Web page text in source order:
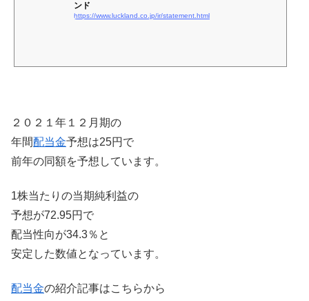
ンド
https://www.luckland.co.jp/ir/statement.html
２０２１年１２月期の
年間配当金予想は25円で
前年の同額を予想しています。
1株当たりの当期純利益の
予想が72.95円で
配当性向が34.3％と
安定した数値となっています。
配当金の紹介記事はこちらから